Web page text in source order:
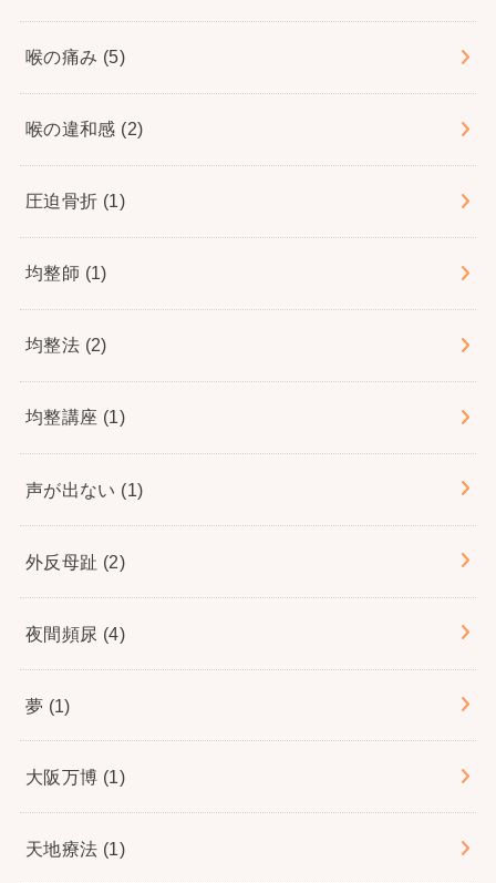
喉の痛み (5)
喉の違和感 (2)
圧迫骨折 (1)
均整師 (1)
均整法 (2)
均整講座 (1)
声が出ない (1)
外反母趾 (2)
夜間頻尿 (4)
夢 (1)
大阪万博 (1)
天地療法 (1)